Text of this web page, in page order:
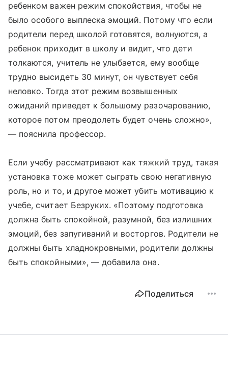
ребенком важен режим спокойствия, чтобы не
было особого выплеска эмоций. Потому что если
родители перед школой готовятся, волнуются, а
ребенок приходит в школу и видит, что дети
толкаются, учитель не улыбается, ему вообще
трудно высидеть 30 минут, он чувствует себя
неловко. Тогда этот режим возвышенных
ожиданий приведет к большому разочарованию,
которое потом преодолеть будет очень сложно»,
— пояснила профессор.
Если учебу рассматривают как тяжкий труд, такая
установка тоже может сыграть свою негативную
роль, но и то, и другое может убить мотивацию к
учебе, считает Безруких. «Поэтому подготовка
должна быть спокойной, разумной, без излишних
эмоций, без запугиваний и восторгов. Родители не
должны быть хладнокровными, родители должны
быть спокойными», — добавила она.
Поделиться